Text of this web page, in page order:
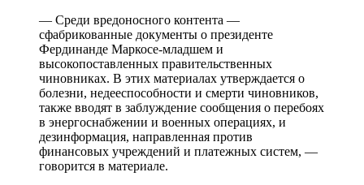
— Среди вредоносного контента —
сфабрикованные документы о президенте
Фердинанде Маркосе-младшем и
высокопоставленных правительственных
чиновниках. В этих материалах утверждается о
болезни, недееспособности и смерти чиновников,
также вводят в заблуждение сообщения о перебоях
в энергоснабжении и военных операциях, и
дезинформация, направленная против
финансовых учреждений и платежных систем, —
говорится в материале.